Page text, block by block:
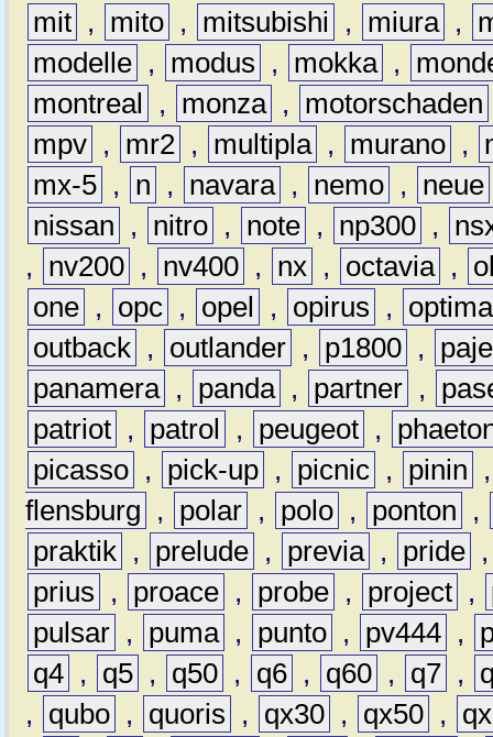
mit , mito , mitsubishi , miura ,
modelle , modus , mokka ,
montreal
, monza , motorschaden
mpv , mr2 , multipla , murano ,
mx-5 , n , navara , nemo , neue
nissan
, nitro , note , np300 ,
,
nv200 , nv400 , nx , octavia ,
one , opc , opel , opirus ,
optima
outback , outlander , p1800 ,
panamera , panda , partner ,
patriot , patrol , peugeot ,
picasso , pick-up , picnic , pinin
flensburg
, polar , polo , ponton
,
praktik , prelude , previa , pride
prius
, proace , probe , project ,
pulsar , puma , punto , pv444 ,
q4 , q5 , q50 , q6 , q60 , q7 ,
,
qubo , quoris , qx30 , qx50 ,